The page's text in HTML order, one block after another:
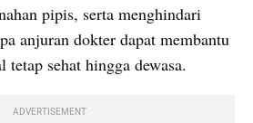
pipis, serta menghindari
anjuran dokter dapat membantu
sehat hingga dewasa.
ADVERTISEMENT